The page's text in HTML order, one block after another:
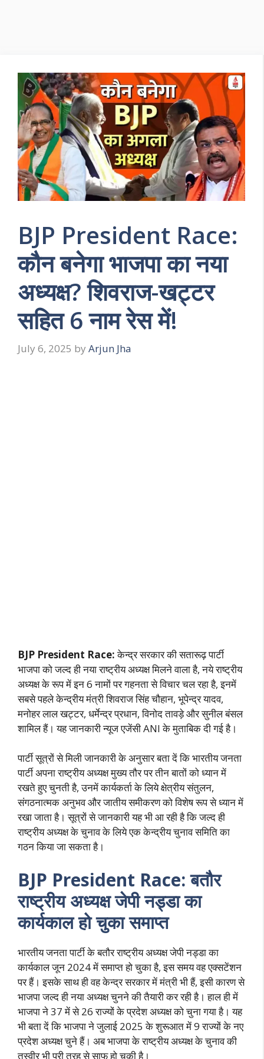
BJP President Race:
कौन बनेगा भाजपा का नया
अध्यक्ष? शिवराज-खट्टर
सहित 6 नाम रेस में!
July 6, 2025 by Arjun Jha
BJP President Race:केन्द्र सरकार की सतारूढ़ पार्टी
भाजपा को जल्द ही नया राष्ट्रीय अध्यक्ष मिलने वाला है, नये राष्ट्रीय
अध्यक्ष के रूप में इन 6 नामों पर गहनता से विचार चल रहा है, इनमें
सबसे पहले केन्द्रीय मंत्री शिवराज सिंह चौहान, भूपेन्द्र यादव,
मनोहर लाल खट्टर, धर्मेन्द्र प्रधान, विनोद तावड़े और सुनील बंसल
शामिल हैं। यह जानकारी न्यूज एजेंसी ANI के मुताबिक दी गई है।
पार्टी सूत्रों से मिली जानकारी के अनुसार बता दें कि भारतीय जनता
पार्टी अपना राष्ट्रीय अध्यक्ष मुख्य तौर पर तीन बातों को ध्यान में
रखते हुए चुनती है, उनमें कार्यकर्ता के लिये क्षेत्रीय संतुलन,
संगठनात्मक अनुभव और जातीय समीकरण को विशेष रूप से ध्यान में
रखा जाता है। सूत्रों से जानकारी यह भी आ रही है कि जल्द ही
राष्ट्रीय अध्यक्ष के चुनाव के लिये एक केन्द्रीय चुनाव समिति का
गठन किया जा सकता है।
BJP President Race: बतौर
राष्ट्रीय अध्यक्ष जेपी नड्डा का
कार्यकाल हो चुका समाप्त
भारतीय जनता पार्टी के बतौर राष्ट्रीय अध्यक्ष जेपी नड्डा का
कार्यकाल जून 2024 में समाप्त हो चुका है, इस समय वह एक्सटेंशन
पर हैं। इसके साथ ही वह केन्द्र सरकार में मंत्री भी हैं, इसी कारण से
भाजपा जल्द ही नया अध्यक्ष चुनने की तैयारी कर रही है। हाल ही में
भाजपा ने 37 में से 26 राज्यों के प्रदेश अध्यक्ष को चुना गया है। यह
भी बता दें कि भाजपा ने जुलाई 2025 के शुरूआत में 9 राज्यों के नए
प्रदेश अध्यक्ष चुने हैं। अब भाजपा के राष्ट्रीय अध्यक्ष के चुनाव की
तस्वीर भी पूरी तरह से साफ हो चुकी है।